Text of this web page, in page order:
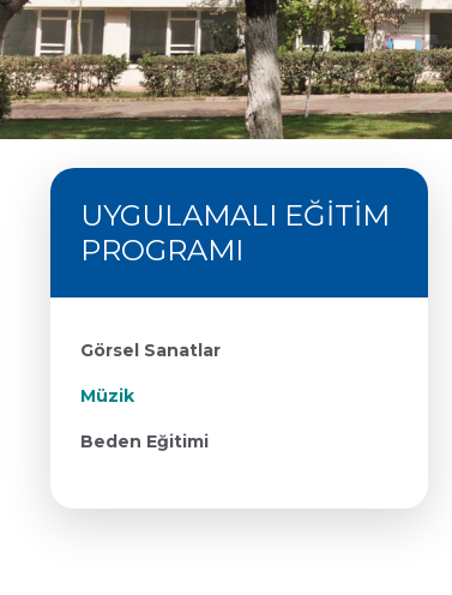
UYGULAMALI EĞİTİM
PROGRAMI
Görsel Sanatlar
Müzik
Beden Eğitimi